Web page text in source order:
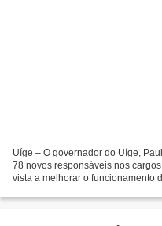
Uíge – O governador do Uíge,
78 novos responsáveis nos
vista a melhorar o funcionamento